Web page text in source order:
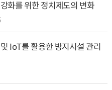
화를 위한 정치제도의 변화
IoT를 활용한 방지시설 관리